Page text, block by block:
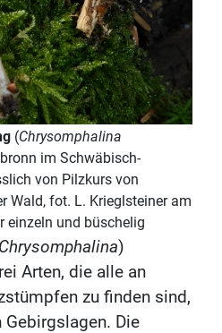
(Chrysomphalina
im Schwäbisch-
von Pilzkurs von
Wald, fot. L. Krieglsteiner am
einzeln und büschelig
Chrysomphalina)
Arten, die alle an
zu finden sind,
Die